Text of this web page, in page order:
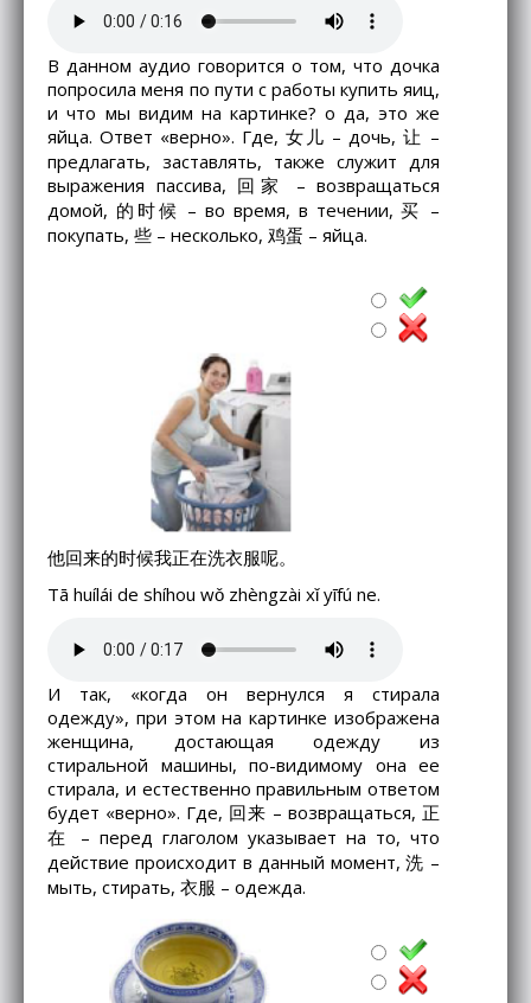
В данном аудио говорится о том, что дочка
попросила меня по пути с работы купить яиц,
и что мы видим на картинке? о да, это же
яйца. Ответ «верно». Где, 女儿 – дочь, 让 –
предлагать, заставлять, также служит для
выражения пассива, 回家 – возвращаться
домой, 的时候 – во время, в течении, 买 –
покупать, 些 – несколько, 鸡蛋 – яйца.
他回来的时候我正在洗衣服呢。
Tā huílái de shíhou wǒ zhèngzài xǐ yīfú ne.
И так, «когда он вернулся я стирала
одежду», при этом на картинке изображена
женщина, достающая одежду из
стиральной машины, по-видимому она ее
стирала, и естественно правильным ответом
будет «верно». Где, 回来 – возвращаться, 正
在 – перед глаголом указывает на то, что
действие происходит в данный момент, 洗 –
мыть, стирать, 衣服 – одежда.